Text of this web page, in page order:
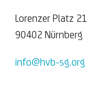
Lorenzer Platz 21
90402 Nürnberg
info@hvb-sg.org